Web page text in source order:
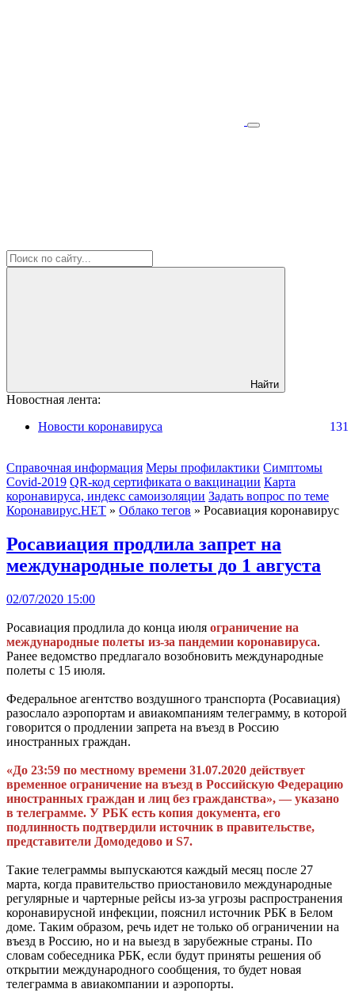
Найти
Новостная лента:
Новости коронавируса
131
Справочная информация Меры профилактики Симптомы
Covid-2019 QR-код сертификата о вакцинации Карта
коронавируса, индекс самоизоляции Задать вопрос по теме
Коронавирус.НЕТ » Облако тегов » Росавиация коронавирус
Росавиация продлила запрет на
международные полеты до 1 августа
02/07/2020 15:00
Росавиация продлила до конца июля ограничение на
международные полеты из-за пандемии коронавируса.
Ранее ведомство предлагало возобновить международные
полеты с 15 июля.
Федеральное агентство воздушного транспорта (Росавиация)
разослало аэропортам и авиакомпаниям телеграмму, в которой
говорится о продлении запрета на въезд в Россию
иностранных граждан.
«До 23:59 по местному времени 31.07.2020 действует
временное ограничение на въезд в Российскую Федерацию
иностранных граждан и лиц без гражданства», — указано
в телеграмме. У РБК есть копия документа, его
подлинность подтвердили источник в правительстве,
представители Домодедово и S7.
Такие телеграммы выпускаются каждый месяц после 27
марта, когда правительство приостановило международные
регулярные и чартерные рейсы из-за угрозы распространения
коронавирусной инфекции, пояснил источник РБК в Белом
доме. Таким образом, речь идет не только об ограничении на
въезд в Россию, но и на выезд в зарубежные страны. По
словам собеседника РБК, если будут приняты решения об
открытии международного сообщения, то будет новая
телеграмма в авиакомпании и аэропорты.